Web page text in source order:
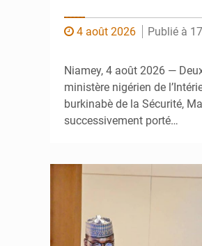
4 août 2026 Publié à
Niamey, 4 août 2026 —
ministère nigérien de
burkinabè de la Sécurité,
successivement porté…